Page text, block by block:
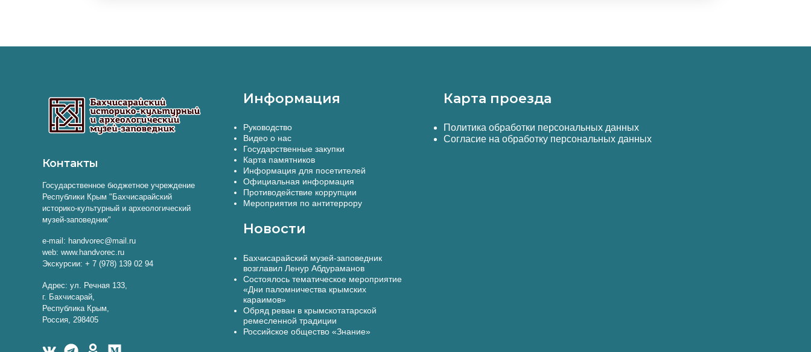
Контакты
Государственное бюджетное учреждение
Республики Крым "Бахчисарайский
историко-культурный и археологический
музей-заповедник"
e-mail: handvorec@mail.ru
web: www.handvorec.ru
Экскурсии: + 7 (978) 139 02 94
Адрес: ул. Речная 133,
г. Бахчисарай,
Республика Крым,
Россия, 298405
Информация
Руководство
Видео о нас
Государственные закупки
Карта памятников
Информация для посетителей
Официальная информация
Противодействие коррупции
Мероприятия по антитеррору
Новости
Бахчисарайский музей-заповедник
возглавил Ленур Абдураманов
Состоялось тематическое мероприятие
«Дни паломничества крымских
караимов»
Обряд реван в крымскотатарской
ремесленной традиции
Российское общество «Знание»
Карта проезда
Политика обработки персональных данных
Согласие на обработку персональных данных